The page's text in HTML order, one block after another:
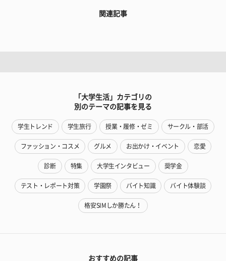
関連記事
「大学生活」カテゴリの
別のテーマの記事を見る
学生トレンド 学生旅行 授業・履修・ゼミ サークル・部活
ファッション・コスメ グルメ お出かけ・イベント 恋愛
診断 特集 大学生インタビュー 奨学金
テスト・レポート対策 学園祭 バイト知識 バイト体験談
格安SIMしか勝たん！
おすすめの記事